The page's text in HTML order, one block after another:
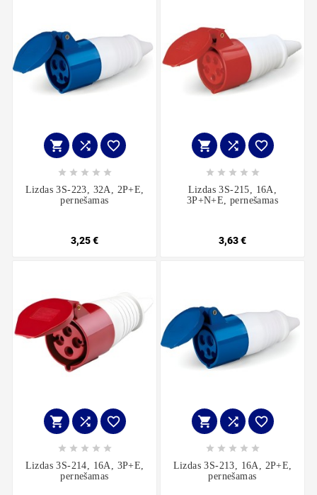
  
    
Lizdas 3S-223, 32A, 2P+E,
pernešamas
3,25 €
  
    
Lizdas 3S-215, 16A,
3P+N+E, pernešamas
3,63 €
  
    
Lizdas 3S-214, 16A, 3P+E,
pernešamas
  
    
Lizdas 3S-213, 16A, 2P+E,
pernešamas